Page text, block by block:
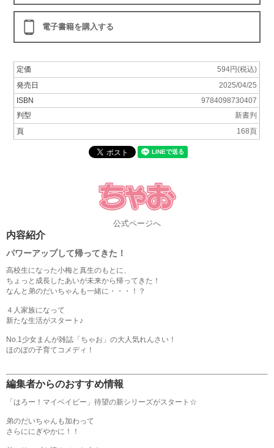
電子書籍を購入する
定価
594円(税込)
発売日
2025/04/25
ISBN
9784098730407
判型
新書判
頁
168頁
公式ページへ
内容紹介
パワーアップして帰ってきた！
高校生になった小梅と真生のもとに、
ちょっと成長したあいが未来から帰ってきた！
なんと弟のだいちゃんも一緒に・・・！？
４人家族になって
新たな生活がスタート♪
No.1少女まんが雑誌「ちゃお」の大人気れんさい！
ほのぼの子育てコメディ！
編集者からのおすすめ情報
「はろー！マイベイビー」待望の新シリーズがスタート☆
弟のだいちゃんも加わって
さらににぎやかに！！